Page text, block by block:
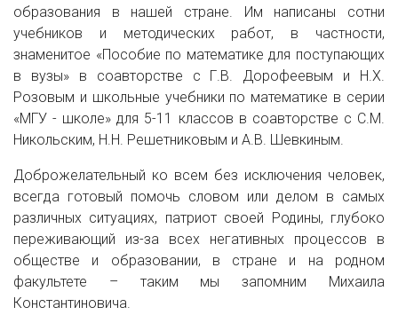
образования в нашей стране. Им написаны сотни
учебников и методических работ, в частности,
знаменитое «Пособие по математике для поступающих
в вузы» в соавторстве с Г.В. Дорофеевым и Н.Х.
Розовым и школьные учебники по математике в серии
«МГУ - школе» для 5-11 классов в соавторстве с С.М.
Никольским, Н.Н. Решетниковым и А.В. Шевкиным.
Доброжелательный ко всем без исключения человек,
всегда готовый помочь словом или делом в самых
различных ситуациях, патриот своей Родины, глубоко
переживающий из-за всех негативных процессов в
обществе и образовании, в стране и на родном
факультете – таким мы запомним Михаила
Константиновича.